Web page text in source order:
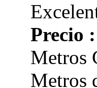
Precio
Metros
Metros